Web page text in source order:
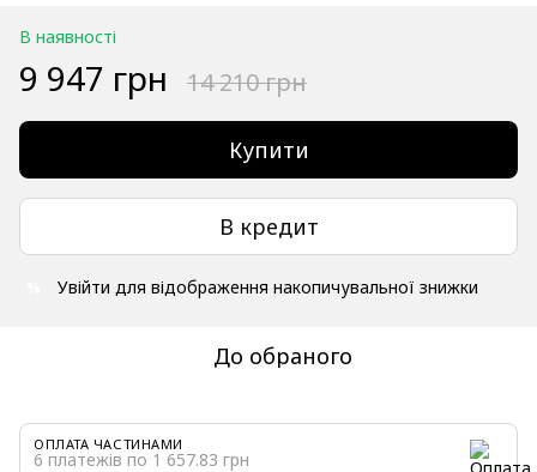
В наявності
9 947 грн 14 210 грн
Купити
В кредит
Увійти для відображення накопичувальної знижки
До обраного
ОПЛАТА ЧАСТИНАМИ
6 платежів по 1 657.83 грн